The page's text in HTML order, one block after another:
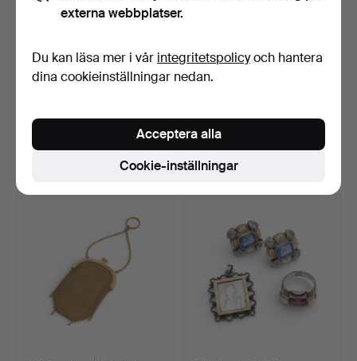
12 bud
1900-talets första hälf…
Sålt
3 640 USD
externa webbplatser.
Du kan läsa mer i vår integritetspolicyoch hantera
dina cookieinställningar nedan.
Cookie-inställningar
Acceptera alla